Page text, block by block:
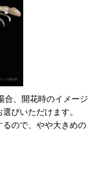
合、開花時のイメージ
びいただけます。
ので、やや大きめの